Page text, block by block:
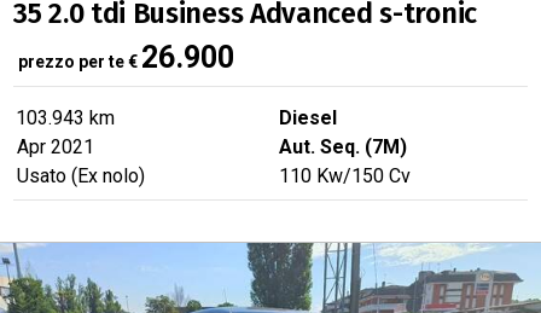
35 2.0 tdi Business Advanced s-tronic
prezzo per te€ 26.900
103.943 km
Diesel
Apr 2021
Aut. Seq. (7M)
Usato (Ex nolo)
110 Kw/150 Cv